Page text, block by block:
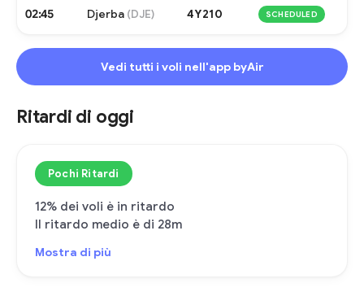
02:45 Djerba (DJE) 4Y210 SCHEDULED
Vedi tutti i voli nell'app byAir
Ritardi di oggi
Pochi Ritardi
12% dei voli è in ritardo
Il ritardo medio è di 28m
Mostra di più